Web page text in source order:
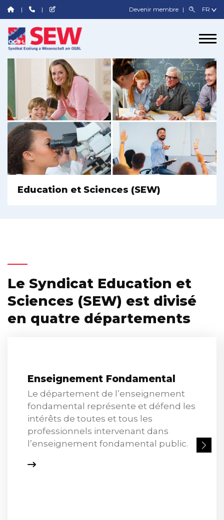
Devenir membre
Education et Sciences (SEW)
Le Syndicat Education et
Sciences (SEW) est divisé
en quatre départements
Enseignement Fondamental
Le département de l’enseignement
fondamental représente et défend les
intérêts de toutes et tous les
professionnels intervenant dans
l’enseignement fondamental public.